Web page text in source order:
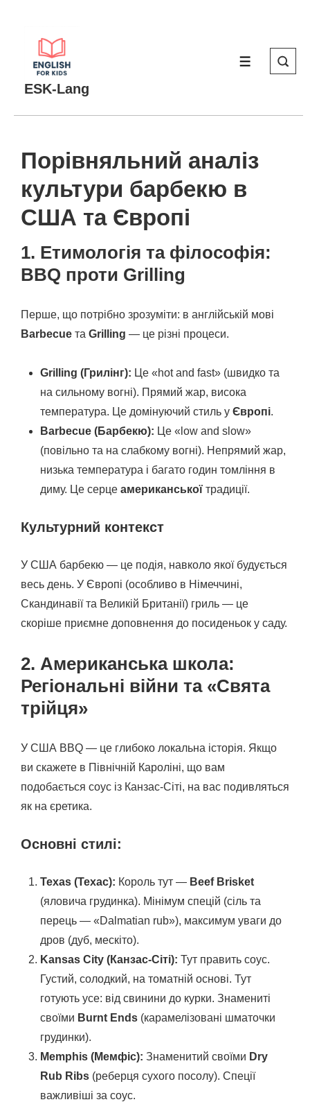
основного
вмістуESK-Lang
МЕНЮ
Порівняльний аналіз
культури барбекю в
США та Європі
1. Етимологія та філософія:
BBQ проти Grilling
Перше, що потрібно зрозуміти: в англійській мові
Barbecue та Grilling — це різні процеси.
Grilling (Грилінг): Це «hot and fast» (швидко та
на сильному вогні). Прямий жар, висока
температура. Це домінуючий стиль у Європі.
Barbecue (Барбекю): Це «low and slow»
(повільно та на слабкому вогні). Непрямий жар,
низька температура і багато годин томління в
диму. Це серце американської традиції.
Культурний контекст
У США барбекю — це подія, навколо якої будується
весь день. У Європі (особливо в Німеччині,
Скандинавії та Великій Британії) гриль — це
скоріше приємне доповнення до посиденьок у саду.
2. Американська школа:
Регіональні війни та «Свята
трійця»
У США BBQ — це глибоко локальна історія. Якщо
ви скажете в Північній Кароліні, що вам
подобається соус із Канзас-Сіті, на вас подивляться
як на єретика.
Основні стилі:
Texas (Техас): Король тут — Beef Brisket
(яловича грудинка). Мінімум спецій (сіль та
перець — «Dalmatian rub»), максимум уваги до
дров (дуб, мескіто).
Kansas City (Канзас-Сіті): Тут править соус.
Густий, солодкий, на томатній основі. Тут
готують усе: від свинини до курки. Знамениті
своїми Burnt Ends (карамелізовані шматочки
грудинки).
Memphis (Мемфіс): Знаменитий своїми Dry
Rub Ribs (реберця сухого посолу). Спеції
важливіші за соус.